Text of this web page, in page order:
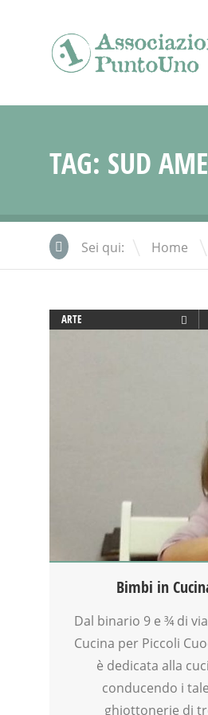
TAG: SUD
Sei qui: Home \
ARTE
VIA FARUFFINI
Bimbi in
Dal binario 9 e ¾ di
Cucina per Piccoli
è dedicata alla
conducendo i
ghiottonerie di